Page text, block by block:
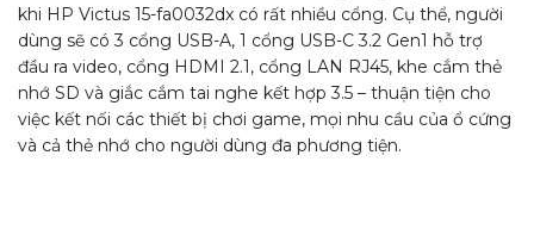
khi HP Victus 15-fa0032dx có rất nhiều cổng. Cụ thể, người
dùng sẽ có 3 cổng USB-A, 1 cổng USB-C 3.2 Gen1 hỗ trợ
đầu ra video, cổng HDMI 2.1, cổng LAN RJ45, khe cắm thẻ
nhớ SD và giắc cắm tai nghe kết hợp 3.5 – thuận tiện cho
việc kết nối các thiết bị chơi game, mọi nhu cầu của ổ cứng
và cả thẻ nhớ cho người dùng đa phương tiện.